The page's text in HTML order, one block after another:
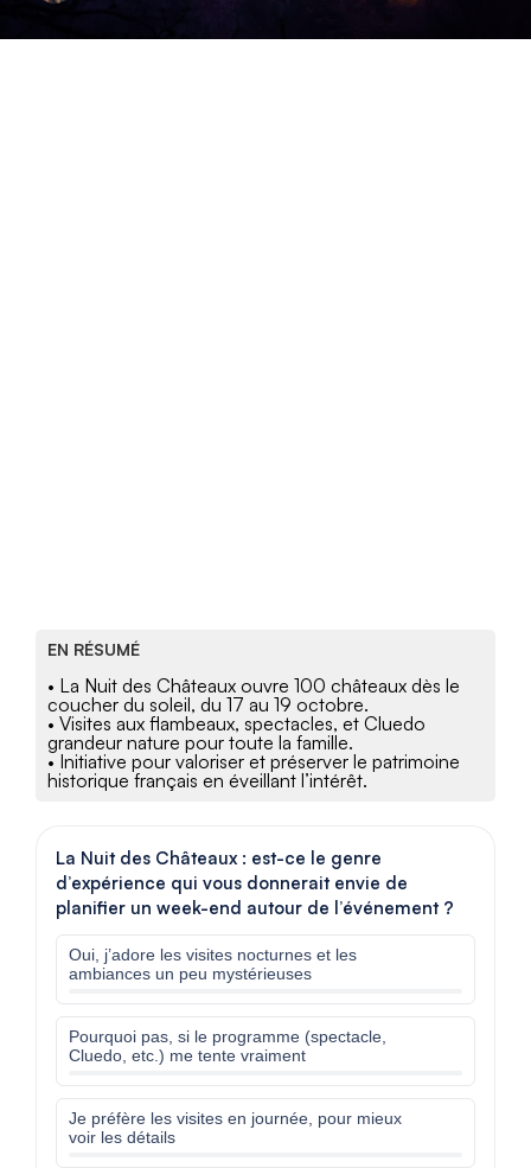
EN RÉSUMÉ
• La Nuit des Châteaux ouvre 100 châteaux dès le
coucher du soleil, du 17 au 19 octobre.
• Visites aux flambeaux, spectacles, et Cluedo
grandeur nature pour toute la famille.
• Initiative pour valoriser et préserver le patrimoine
historique français en éveillant l’intérêt.
La Nuit des Châteaux : est-ce le genre
d’expérience qui vous donnerait envie de
planifier un week-end autour de l’événement ?
Oui, j’adore les visites nocturnes et les
ambiances un peu mystérieuses
Pourquoi pas, si le programme (spectacle,
Cluedo, etc.) me tente vraiment
Je préfère les visites en journée, pour mieux
voir les détails